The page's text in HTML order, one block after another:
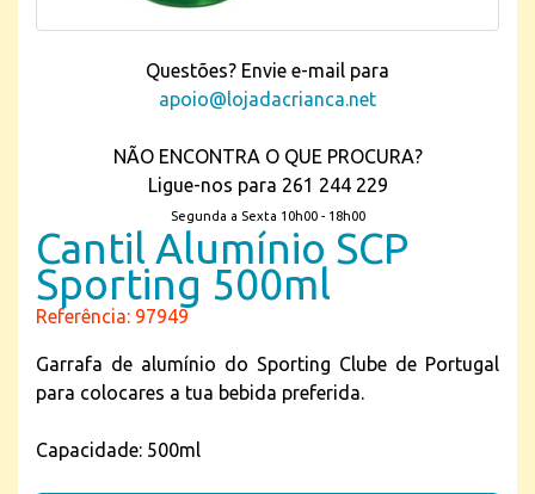
Questões? Envie e-mail para
apoio@lojadacrianca.net
NÃO ENCONTRA O QUE PROCURA?
Ligue-nos para 261 244 229
Segunda a Sexta 10h00 - 18h00
Cantil Alumínio SCP
Sporting 500ml
Referência: 97949
Garrafa de alumínio do Sporting Clube de Portugal
para colocares a tua bebida preferida.
Capacidade: 500ml